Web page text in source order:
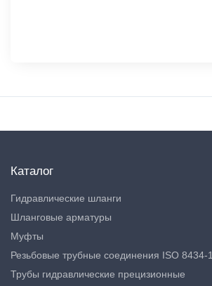
Каталог
Гидравлические шланги
Шланговые арматуры
Муфты
Резьбовые трубные соединения ISO 8434-1
Трубы гидравлические прецизионные